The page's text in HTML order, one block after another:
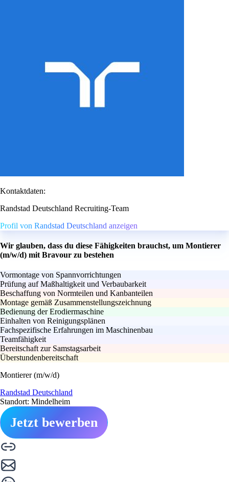
Kontaktdaten:
Randstad Deutschland Recruiting-Team
Profil von Randstad Deutschland anzeigen
Wir glauben, dass du diese Fähigkeiten brauchst, um Montierer
(m/w/d) mit Bravour zu bestehen
Vormontage von Spannvorrichtungen
Prüfung auf Maßhaltigkeit und Verbaubarkeit
Beschaffung von Normteilen und Kanbanteilen
Montage gemäß Zusammenstellungszeichnung
Bedienung der Erodiermaschine
Einhalten von Reinigungsplänen
Fachspezifische Erfahrungen im Maschinenbau
Teamfähigkeit
Bereitschaft zur Samstagsarbeit
Überstundenbereitschaft
Montierer (m/w/d)
Randstad Deutschland
Standort: Mindelheim
Jetzt bewerben